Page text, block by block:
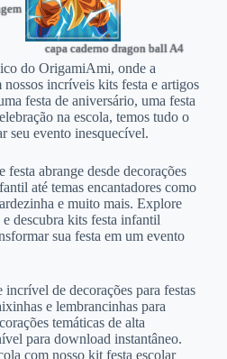
capa caderno dragon ball A4
do OrigamiAmi, onde a
incríveis kits festa e artigos
festa de aniversário, uma festa
na escola, temos tudo o
seu evento inesquecível.
festa abrange desde decorações
até temas encantadores como
e muito mais. Explore
descubra kits festa infantil
sua festa em um evento
de decorações para festas
e lembrancinhas para
temáticas de alta
para download instantâneo.
com nosso kit festa escolar